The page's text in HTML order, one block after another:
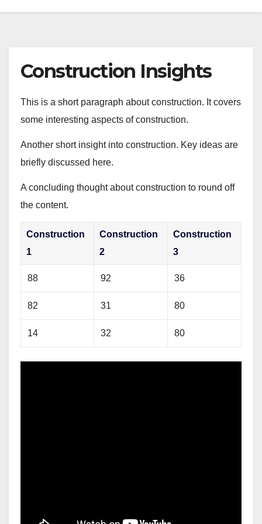
Construction Insights
This is a short paragraph about construction. It covers
some interesting aspects of construction.
Another short insight into construction. Key ideas are
briefly discussed here.
A concluding thought about construction to round off
the content.
Construction
1
Construction
2
Construction
3
88 92 36
82 31 80
14 32 80